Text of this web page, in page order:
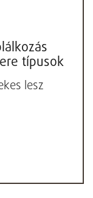
típusok
lesz